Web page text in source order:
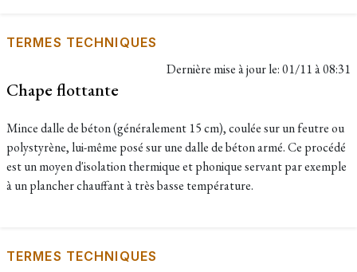
TERMES TECHNIQUES
Dernière mise à jour le:01/11 à 08:31
Chape flottante
Mince dalle de béton (généralement 15 cm), coulée sur un feutre ou
polystyrène, lui-même posé sur une dalle de béton armé. Ce procédé
est un moyen d'isolation thermique et phonique servant par exemple
à un plancher chauffant à très basse température.
TERMES TECHNIQUES